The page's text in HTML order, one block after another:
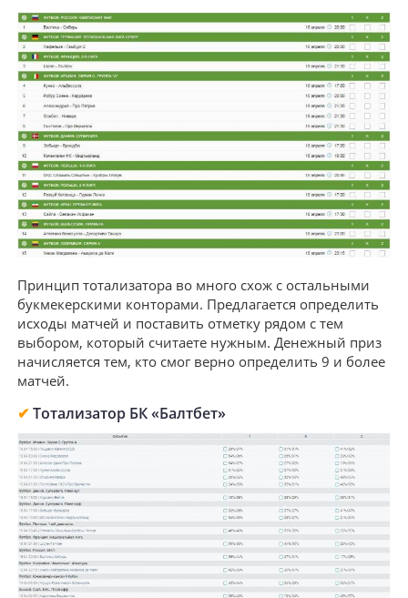
Принцип тотализатора во много схож с остальными
букмекерскими конторами. Предлагается определить
исходы матчей и поставить отметку рядом с тем
выбором, который считаете нужным. Денежный приз
начисляется тем, кто смог верно определить 9 и более
матчей.
✔ Тотализатор БК «Балтбет»